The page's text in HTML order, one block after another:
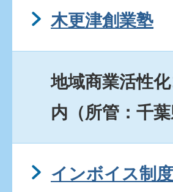
木更津創業塾
地域商業活性
内（所管：千
インボイス制